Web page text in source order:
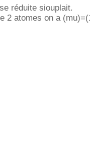
réduite siouplait.
2 atomes on a